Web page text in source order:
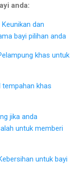
anda:
dan
bayi pilihan anda
khas untuk
tempahan khas
jika anda
untuk memberi
untuk bayi